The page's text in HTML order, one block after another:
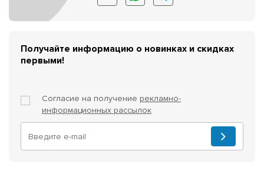
Получайте информацию о новинках и скидках
первыми!
Согласие на получение рекламно-
информационных рассылок